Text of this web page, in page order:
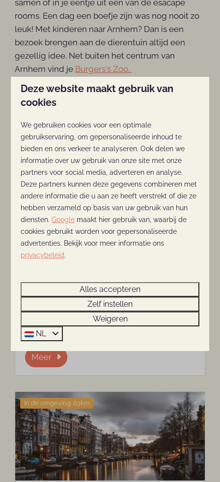
samen of in je eentje uit één van de esacape
rooms. Een dag een boefje zijn was nog nooit zo
leuk! Met kinderen naar Arnhem? Dan is een
bezoek brengen aan de dierentuin altijd een
gezellig idee. Net buiten het centrum van
Arnhem vind je Burgers's Zoo.
Ontdek de andere grote steden
Bekijk meer in de omgeving
In de omgeving: 33km
Vanaf de Thijmse Berg ben je per trein of
met de auto zo in Utrecht. Shoppen,
wateractiviteiten of terrassen is erg leuk in
deze gezellige stad.
Meer
In de omgeving: 63km
Deze website maakt gebruik van
cookies
We gebruiken cookies voor een optimale
gebruikservaring, om gepersonaliseerde inhoud te
bieden en ons verkeer te analyseren. Ook delen we
informatie over uw gebruik van onze site met onze
partners voor social media, adverteren en analyse.
Deze partners kunnen deze gegevens combineren met
andere informatie die u aan ze heeft verstrekt of die ze
hebben verzameld op basis van uw gebruik van hun
diensten.Google maakt hier gebruik van, waarbij de
cookies gebruikt worden voor gepersonaliseerde
advertenties. Bekijk voor meer informatie ons
privacybeleid.
Alles accepteren
Zelf instellen
Weigeren
NL